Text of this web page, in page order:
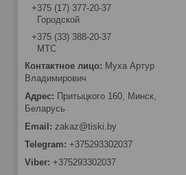
+375 (17) 377-20-37
Городской
+375 (33) 388-20-37
МТС
Муха Артур
Владимирович
Притыцкого 160, Минск,
Беларусь
zakaz@tiski.by
+375293302037
+375293302037